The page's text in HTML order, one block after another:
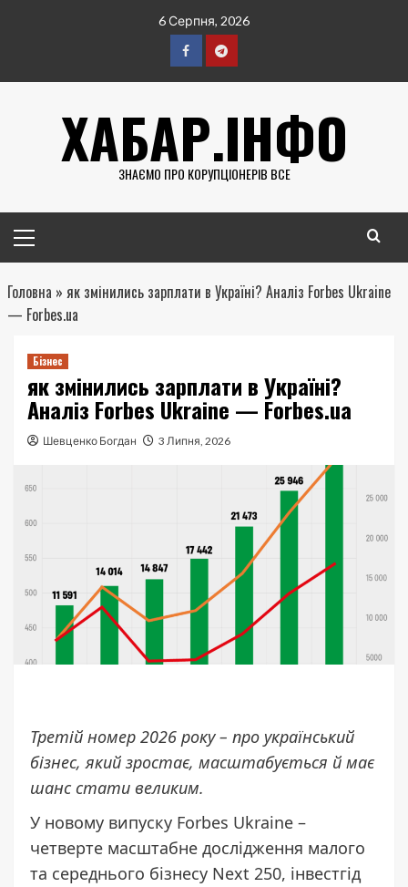
6 Серпня, 2026
FacebookTelegram
ХАБАР.ІНФО
ЗНАЄМО ПРО КОРУПЦІОНЕРІВ ВСЕ
меню
Головна » як змінились зарплати в Україні? Аналіз Forbes Ukraine
— Forbes.ua
Бізнес
як змінились зарплати в Україні?
Аналіз Forbes Ukraine — Forbes.ua
Шевценко Богдан 3 Липня, 2026
Третій номер 2026 року – про український
бізнес, який зростає, масштабується й має
шанс стати великим.
У новому випуску Forbes Ukraine –
четверте масштабне дослідження малого
та середнього бізнесу Next 250, інвестгід